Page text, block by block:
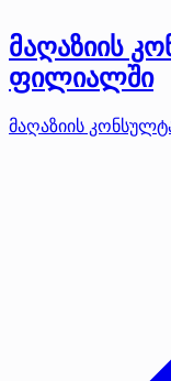
მაღაზიის
ფილიალში
მაღაზიის